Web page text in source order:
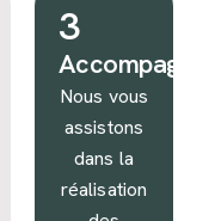
3
Nous vous
assistons
dans la
réalisation